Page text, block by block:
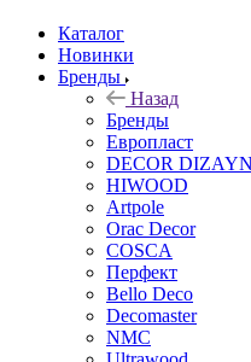
Каталог
Новинки
Бренды
Назад
Бренды
Европласт
DECOR DIZAYN
HIWOOD
Artpole
Orac Decor
COSCA
Перфект
Bello Deco
Decomaster
NMС